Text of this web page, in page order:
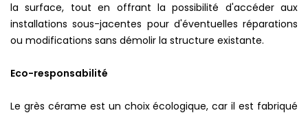
la surface, tout en offrant la possibilité d'accéder aux
installations sous-jacentes pour d'éventuelles réparations
ou modifications sans démolir la structure existante.
Eco-responsabilité
Le grès cérame est un choix écologique, car il est fabriqué